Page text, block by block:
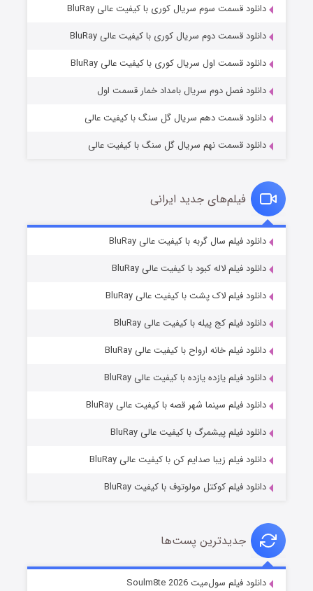
مردگان متحرک: شهر مرده ۳
قسمت۲ (زیرنویس) منتشر شد
قسمت۷ (زیرنویس) منتشر شد
خاندان اژدها فصل ۳
دانلود قسمت سوم سریال کوری با کیفیت عالی BluRay
دانلود قسمت دوم سریال کوری با کیفیت عالی BluRay
دانلود قسمت اول سریال کوری با کیفیت عالی BluRay
دانلود فصل دوم سریال بامداد خمار قسمت اول
دانلود قسمت دهم سریال گل سنگ با کیفیت عالی
دانلود قسمت نهم سریال گل سنگ با کیفیت عالی
فیلم‌های جدید ایرانی
دانلود فیلم سال گربه با کیفیت عالی BluRay
دانلود فیلم لاله کبود با کیفیت عالی BluRay
دانلود فیلم لاک پشت با کیفیت عالی BluRay
دانلود فیلم کج‌ پیله با کیفیت عالی BluRay
دانلود فیلم خانه ارواح با کیفیت عالی BluRay
دانلود فیلم یازده یازده با کیفیت عالی BluRay
دانلود فیلم سینما شهر قصه با کیفیت عالی BluRay
دانلود فیلم پیشمرگ با کیفیت عالی BluRay
دانلود فیلم زیبا صدایم کن با کیفیت عالی BluRay
دانلود فیلم کوکتل مولوتوف با کیفیت BluRay
جدیدترین پست‌ها
دانلود فیلم سول‌میت Soulm8te 2026